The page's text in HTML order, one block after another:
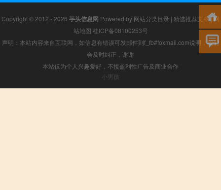
Copyright © 2012 - 2026 芋头信息网 Powered by 网站分类目录 | 精选推荐文章 |网
站地图 桂ICP备08100253号
声明：本站内容来自互联网，如信息有错误可发邮件到f_fb#foxmail.com说明，我们
会及时纠正，谢谢
本站仅为个人兴趣爱好，不接盈利性广告及商业合作
小男孩